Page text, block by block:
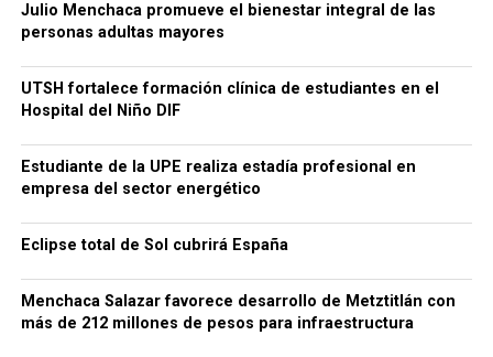
Julio Menchaca promueve el bienestar integral de las
personas adultas mayores
UTSH fortalece formación clínica de estudiantes en el
Hospital del Niño DIF
Estudiante de la UPE realiza estadía profesional en
empresa del sector energético
Eclipse total de Sol cubrirá España
Menchaca Salazar favorece desarrollo de Metztitlán con
más de 212 millones de pesos para infraestructura